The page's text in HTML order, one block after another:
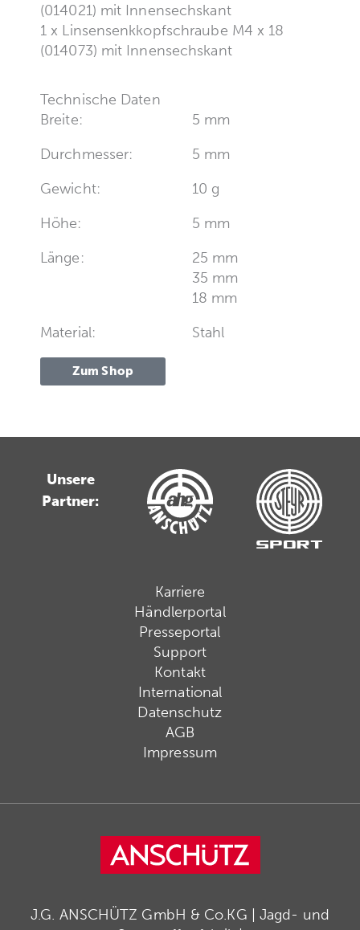
(014021) mit Innensechskant
1 x Linsensenkkopfschraube M4 x 18
(014073) mit Innensechskant
Technische Daten
Breite:
5 mm
Durchmesser:
5 mm
Gewicht:
10 g
Höhe:
5 mm
Länge:
25 mm
35 mm
18 mm
Material:
Stahl
Zum Shop
Unsere
Partner:
Karriere
Händlerportal
Presseportal
Support
Kontakt
International
Datenschutz
AGB
Impressum
J.G. ANSCHÜTZ GmbH & Co.KG | Jagd- und